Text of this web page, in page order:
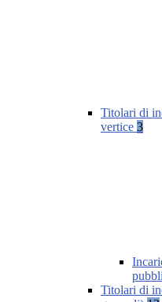
Titolari di
vertice 3
Titolari di